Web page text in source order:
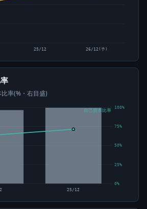
25/12 26/12(予)
率(%・右目盛)
0%
25%
50%
75%
100%
25/12
自己資本比率